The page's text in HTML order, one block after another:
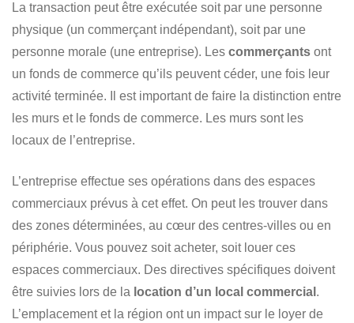
La transaction peut être exécutée soit par une personne
physique (un commerçant indépendant), soit par une
personne morale (une entreprise). Les commerçants ont
un fonds de commerce qu’ils peuvent céder, une fois leur
activité terminée. Il est important de faire la distinction entre
les murs et le fonds de commerce. Les murs sont les
locaux de l’entreprise.
L’entreprise effectue ses opérations dans des espaces
commerciaux prévus à cet effet. On peut les trouver dans
des zones déterminées, au cœur des centres-villes ou en
périphérie. Vous pouvez soit acheter, soit louer ces
espaces commerciaux. Des directives spécifiques doivent
être suivies lors de la location d’un local commercial .
L’emplacement et la région ont un impact sur le loyer de